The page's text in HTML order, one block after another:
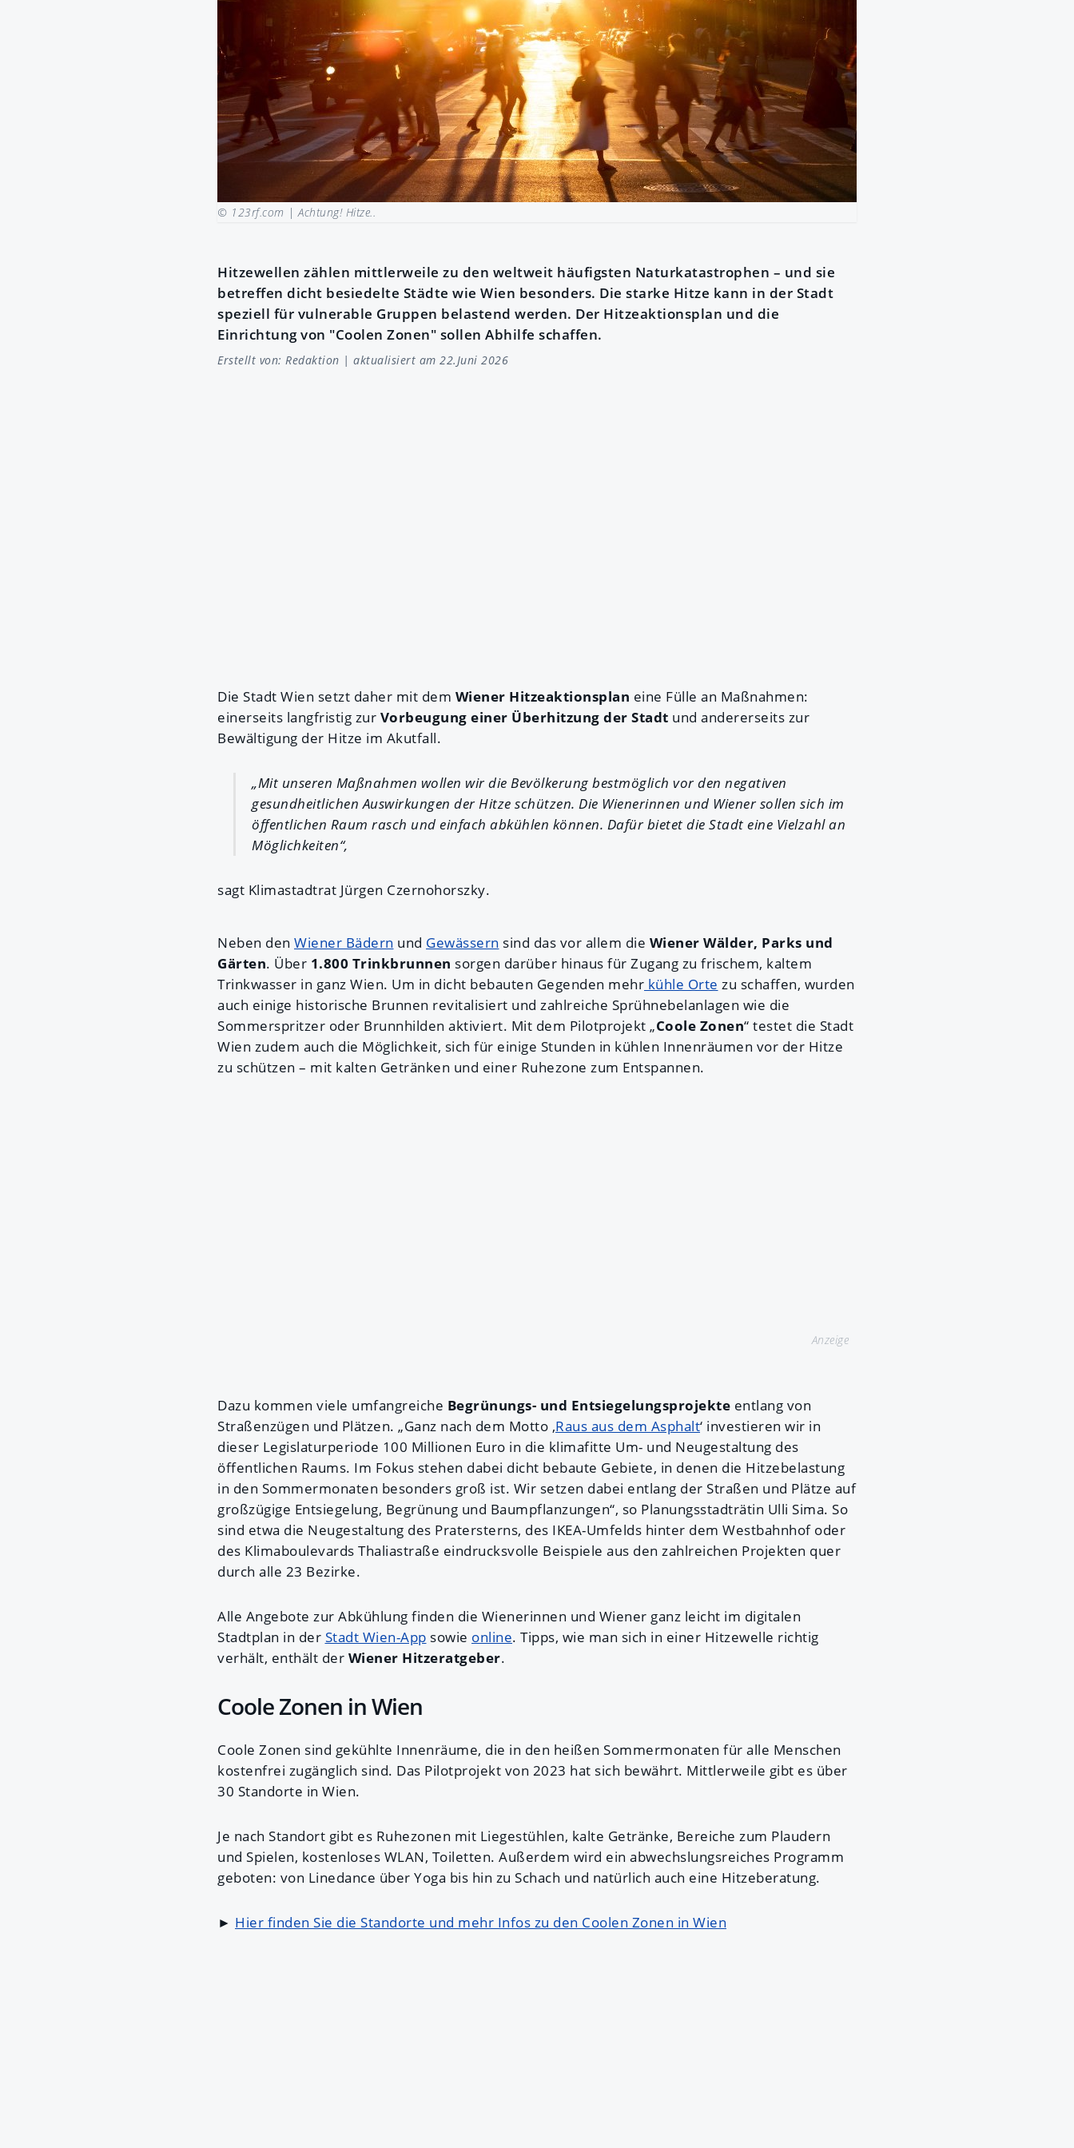
© 123rf.com |Achtung! Hitze..
Hitzewellen zählen mittlerweile zu den weltweit häufigsten Naturkatastrophen – und sie
betreffen dicht besiedelte Städte wie Wien besonders. Die starke Hitze kann in der Stadt
speziell für vulnerable Gruppen belastend werden. Der Hitzeaktionsplan und die
Einrichtung von "Coolen Zonen" sollen Abhilfe schaffen.
Erstellt von: Redaktion | aktualisiert am 22.Juni 2026
Die Stadt Wien setzt daher mit dem Wiener Hitzeaktionsplan eine Fülle an Maßnahmen:
einerseits langfristig zur Vorbeugung einer Überhitzung der Stadt und andererseits zur
Bewältigung der Hitze im Akutfall.
„Mit unseren Maßnahmen wollen wir die Bevölkerung bestmöglich vor den negativen
gesundheitlichen Auswirkungen der Hitze schützen. Die Wienerinnen und Wiener sollen sich im
öffentlichen Raum rasch und einfach abkühlen können. Dafür bietet die Stadt eine Vielzahl an
Möglichkeiten“,
sagt Klimastadtrat Jürgen Czernohorszky.
Neben den Wiener Bädern und Gewässern sind das vor allem die Wiener Wälder, Parks und
Gärten. Über 1.800 Trinkbrunnen sorgen darüber hinaus für Zugang zu frischem, kaltem
Trinkwasser in ganz Wien. Um in dicht bebauten Gegenden mehr kühle Orte zu schaffen, wurden
auch einige historische Brunnen revitalisiert und zahlreiche Sprühnebelanlagen wie die
Sommerspritzer oder Brunnhilden aktiviert. Mit dem Pilotprojekt „Coole Zonen“ testet die Stadt
Wien zudem auch die Möglichkeit, sich für einige Stunden in kühlen Innenräumen vor der Hitze
zu schützen – mit kalten Getränken und einer Ruhezone zum Entspannen.
Anzeige
Dazu kommen viele umfangreiche Begrünungs- und Entsiegelungsprojekte entlang von
Straßenzügen und Plätzen. „Ganz nach dem Motto ‚Raus aus dem Asphalt‘ investieren wir in
dieser Legislaturperiode 100 Millionen Euro in die klimafitte Um- und Neugestaltung des
öffentlichen Raums. Im Fokus stehen dabei dicht bebaute Gebiete, in denen die Hitzebelastung
in den Sommermonaten besonders groß ist. Wir setzen dabei entlang der Straßen und Plätze auf
großzügige Entsiegelung, Begrünung und Baumpflanzungen“, so Planungsstadträtin Ulli Sima. So
sind etwa die Neugestaltung des Pratersterns, des IKEA-Umfelds hinter dem Westbahnhof oder
des Klimaboulevards Thaliastraße eindrucksvolle Beispiele aus den zahlreichen Projekten quer
durch alle 23 Bezirke.
Alle Angebote zur Abkühlung finden die Wienerinnen und Wiener ganz leicht im digitalen
Stadtplan in der Stadt Wien-App sowie online. Tipps, wie man sich in einer Hitzewelle richtig
verhält, enthält der Wiener Hitzeratgeber.
Coole Zonen in Wien
Coole Zonen sind gekühlte Innenräume, die in den heißen Sommermonaten für alle Menschen
kostenfrei zugänglich sind. Das Pilotprojekt von 2023 hat sich bewährt. Mittlerweile gibt es über
30 Standorte in Wien.
Je nach Standort gibt es Ruhezonen mit Liegestühlen, kalte Getränke, Bereiche zum Plaudern
und Spielen, kostenloses WLAN, Toiletten. Außerdem wird ein abwechslungsreiches Programm
geboten: von Linedance über Yoga bis hin zu Schach und natürlich auch eine Hitzeberatung.
► Hier finden Sie die Standorte und mehr Infos zu den Coolen Zonen in Wien